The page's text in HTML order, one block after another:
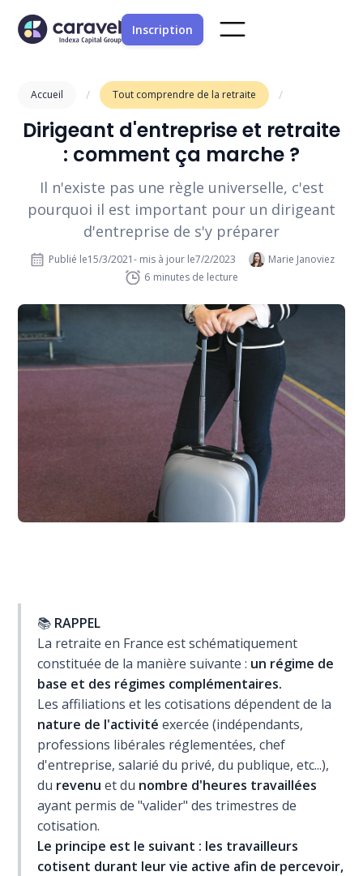
Inscription
Accueil / Tout comprendre de la retraite /
Dirigeant d'entreprise et retraite
: comment ça marche ?
Il n'existe pas une règle universelle, c'est
pourquoi il est important pour un dirigeant
d'entreprise de s'y préparer
Publié le15/3/2021- mis à jour le7/2/2023
Marie Janoviez
6 minutes de lecture
📚 RAPPEL
La retraite en France est schématiquement
constituée de la manière suivante : un régime de
base et des régimes complémentaires.
Les affiliations et les cotisations dépendent de la
nature de l'activitéexercée (indépendants,
professions libérales réglementées, chef
d'entreprise, salarié du privé, du publique, etc...),
du revenu et du nombre d'heures travaillées
ayant permis de "valider" des trimestres de
cotisation.
Le principe est le suivant : les travailleurs
cotisent durant leur vie active afin de percevoir,